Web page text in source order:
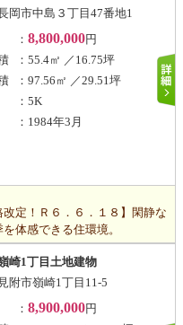
岡市中島３丁目47番地1
： 8,800,000円
：55.4㎡ ／16.75坪
：97.56㎡ ／29.51坪
：5K
：1984年3月
定！Ｒ６．６．１８】閑静な
体感できる住環境。
崎1丁目土地建物
附市嶺崎1丁目11-5
： 8,900,000円